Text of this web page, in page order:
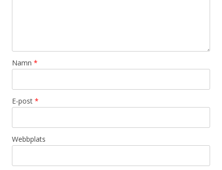
Namn *
E-post *
Webbplats